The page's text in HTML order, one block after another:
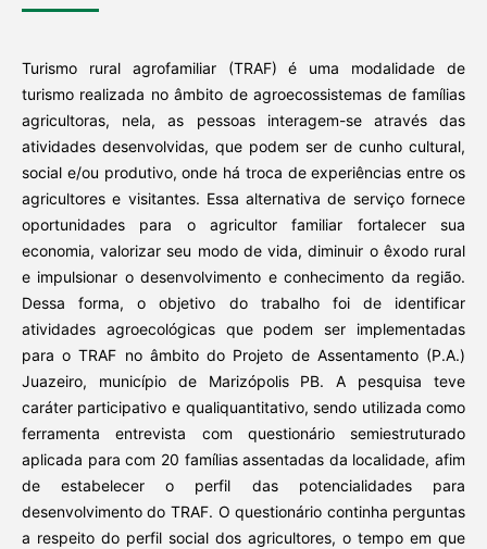
Turismo rural agrofamiliar (TRAF) é uma modalidade de
turismo realizada no âmbito de agroecossistemas de famílias
agricultoras, nela, as pessoas interagem-se através das
atividades desenvolvidas, que podem ser de cunho cultural,
social e/ou produtivo, onde há troca de experiências entre os
agricultores e visitantes. Essa alternativa de serviço fornece
oportunidades para o agricultor familiar fortalecer sua
economia, valorizar seu modo de vida, diminuir o êxodo rural
e impulsionar o desenvolvimento e conhecimento da região.
Dessa forma, o objetivo do trabalho foi de identificar
atividades agroecológicas que podem ser implementadas
para o TRAF no âmbito do Projeto de Assentamento (P.A.)
Juazeiro, município de Marizópolis PB. A pesquisa teve
caráter participativo e qualiquantitativo, sendo utilizada como
ferramenta entrevista com questionário semiestruturado
aplicada para com 20 famílias assentadas da localidade, afim
de estabelecer o perfil das potencialidades para
desenvolvimento do TRAF. O questionário continha perguntas
a respeito do perfil social dos agricultores, o tempo em que